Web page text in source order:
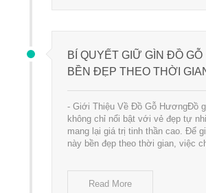
BÍ QUYẾT GIỮ GÌN ĐỒ
BỀN ĐẸP THEO THỜI
- Giới Thiệu Về Đồ Gỗ HươngĐồ
không chỉ nổi bật với vẻ đẹp tự
mang lại giá trị tinh thần cao. Để
này bền đẹp theo thời gian, việc
Read More